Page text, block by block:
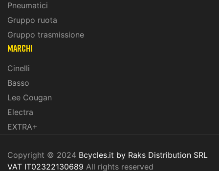
Pneumatici
Gruppo ruota
Gruppo trasmissione
marchi
Cinelli
Basso
Lee Cougan
Electra
EXTRA+
Copyright © 2024 Bcycles.it by Raks Distribution SRL
VAT IT02322130689 All rights reserved